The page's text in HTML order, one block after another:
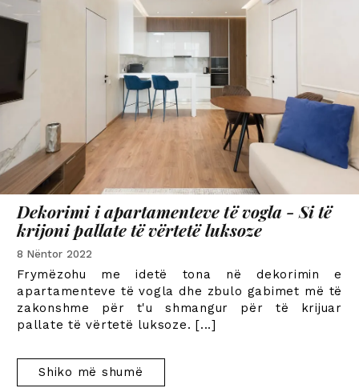
Dekorimi i apartamenteve të vogla - Si të
krijoni pallate të vërtetë luksoze
8 Nëntor 2022
Frymëzohu me idetë tona në dekorimin e
apartamenteve të vogla dhe zbulo gabimet më të
zakonshme për t'u shmangur për të krijuar
pallate të vërtetë luksoze. [...]
Shiko më shumë